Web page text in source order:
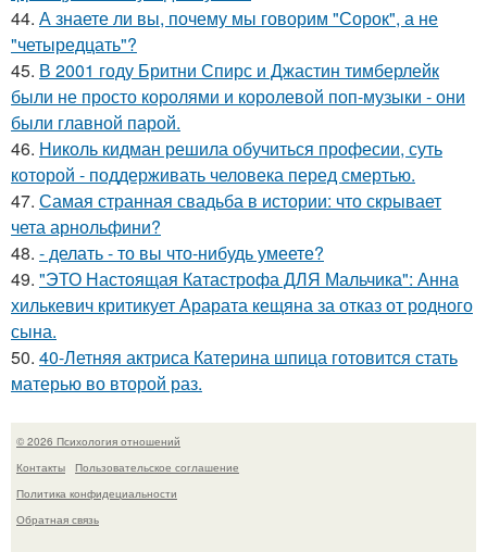
44. А знаете ли вы, почему мы говорим "Сорок", а не
"четыредцать"?
45. В 2001 году Бритни Спирс и Джастин тимберлейк
были не просто королями и королевой поп-музыки - они
были главной парой.
46. Николь кидман решила обучиться професии, суть
которой - поддерживать человека перед смертью.
47. Самая странная свадьба в истории: что скрывает
чета арнольфини?
48. - делать - то вы что-нибудь умеете?
49. "ЭТО Настоящая Катастрофа ДЛЯ Мальчика": Анна
хилькевич критикует Арарата кещяна за отказ от родного
сына.
50. 40-Летняя актриса Катерина шпица готовится стать
матерью во второй раз.
© 2026 Психология отношений
Контакты
Пользовательское соглашение
Политика конфидециальности
Обратная связь